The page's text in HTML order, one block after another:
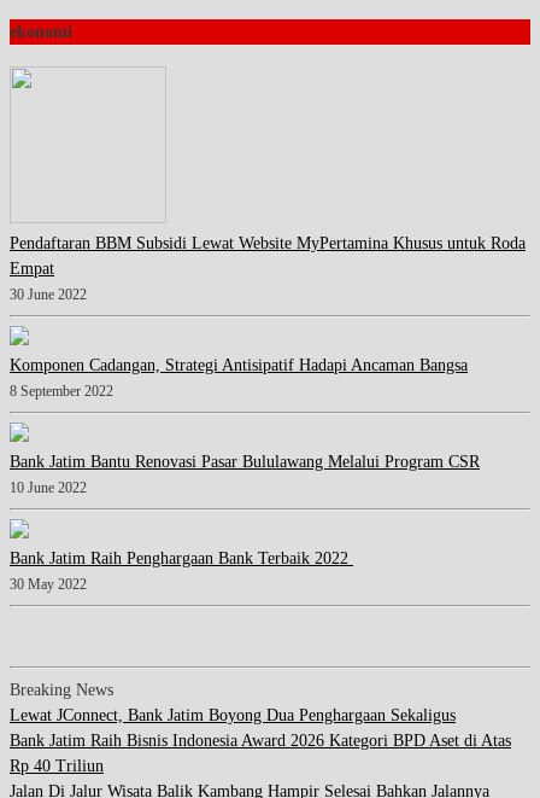
ekonomi
Pendaftaran BBM Subsidi Lewat Website MyPertamina Khusus untuk Roda
Empat
30 June 2022
Komponen Cadangan, Strategi Antisipatif Hadapi Ancaman Bangsa
8 September 2022
Bank Jatim Bantu Renovasi Pasar Bululawang Melalui Program CSR
10 June 2022
Bank Jatim Raih Penghargaan Bank Terbaik 2022
30 May 2022
Breaking News
Lewat JConnect, Bank Jatim Boyong Dua Penghargaan Sekaligus
Bank Jatim Raih Bisnis Indonesia Award 2026 Kategori BPD Aset di Atas
Rp 40 Triliun
Jalan Di Jalur Wisata Balik Kambang Hampir Selesai Bahkan Jalannya